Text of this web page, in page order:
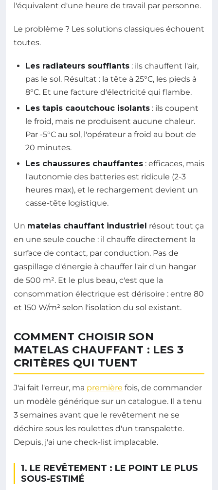
l'équivalent d'une heure de travail par personne.
Le problème ? Les solutions classiques échouent
toutes.
Les radiateurs soufflants : ils chauffent l'air,
pas le sol. Résultat : la tête à 25°C, les pieds à
8°C. Et une facture d'électricité qui flambe.
Les tapis caoutchouc isolants : ils coupent
le froid, mais ne produisent aucune chaleur.
Par -5°C au sol, l'opérateur a froid au bout de
20 minutes.
Les chaussures chauffantes : efficaces, mais
l'autonomie des batteries est ridicule (2-3
heures max), et le rechargement devient un
casse-tête logistique.
Un matelas chauffant industriel résout tout ça
en une seule couche : il chauffe directement la
surface de contact, par conduction. Pas de
gaspillage d'énergie à chauffer l'air d'un hangar
de 500 m². Et le plus beau, c'est que la
consommation électrique est dérisoire : entre 80
et 150 W/m² selon l'isolation du sol existant.
COMMENT CHOISIR SON
MATELAS CHAUFFANT : LES 3
CRITÈRES QUI TUENT
J'ai fait l'erreur, ma première fois, de commander
un modèle générique sur un catalogue. Il a tenu
3 semaines avant que le revêtement ne se
déchire sous les roulettes d'un transpalette.
Depuis, j'ai une check-list implacable.
1. LE REVÊTEMENT : LE POINT LE PLUS
SOUS-ESTIMÉ